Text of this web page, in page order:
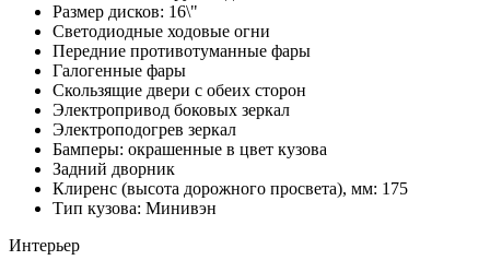
Размер дисков: 16\"
Светодиодные ходовые огни
Передние противотуманные фары
Галогенные фары
Скользящие двери с обеих сторон
Электропривод боковых зеркал
Электроподогрев зеркал
Бамперы: окрашенные в цвет кузова
Задний дворник
Клиренс (высота дорожного просвета), мм: 175
Тип кузова: Минивэн
Интерьер